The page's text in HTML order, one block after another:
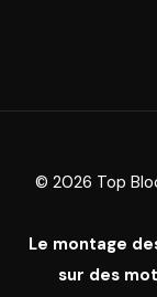
© 2026 Top
Le montage
sur des